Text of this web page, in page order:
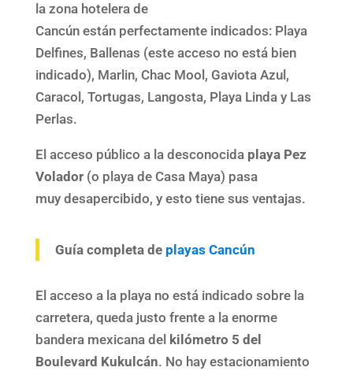
la zona hotelera de
Cancún están perfectamente indicados: Playa
Delfines, Ballenas (este acceso no está bien
indicado), Marlin, Chac Mool, Gaviota Azul,
Caracol, Tortugas, Langosta, Playa Linda y Las
Perlas.
El acceso público a la desconocida playa Pez
Volador(o playa de Casa Maya) pasa
muy desapercibido, y esto tiene sus ventajas.
Guía completa de playas Cancún
El acceso a la playa no está indicado sobre la
carretera, queda justo frente a la enorme
bandera mexicana del kilómetro 5 del
Boulevard Kukulcán. No hay estacionamiento